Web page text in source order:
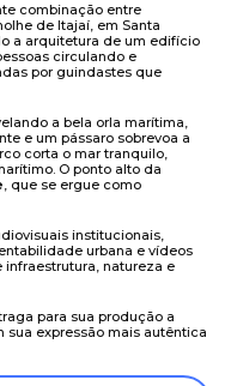
combinação entre
de Itajaí, em Santa
a arquitetura de um edifício
circulando e
por guindastes que
a bela orla marítima,
e um pássaro sobrevoa a
corta o mar tranquilo,
O ponto alto da
, que se ergue como
institucionais,
urbana e vídeos
natureza e
para sua produção a
expressão mais autêntica